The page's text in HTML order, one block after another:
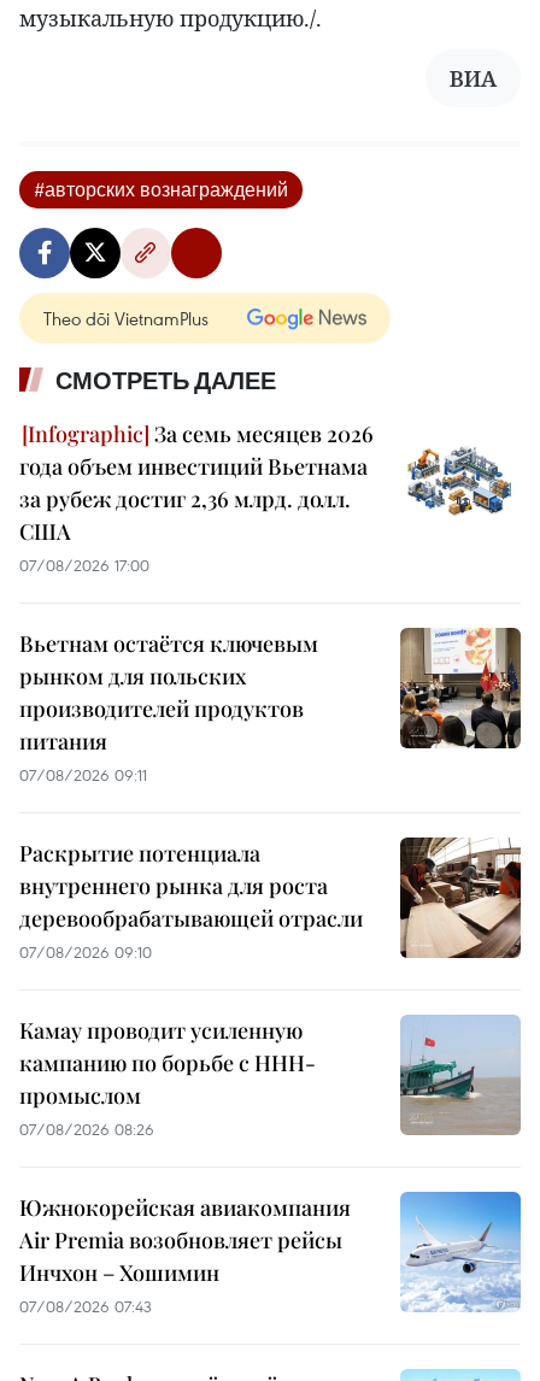
музыкальную продукцию./.
ВИА
#авторских вознаграждений
Theo dõi VietnamPlus
СМОТРЕТЬ ДАЛЕЕ
За семь месяцев 2026
года объем инвестиций Вьетнама
за рубеж достиг 2,36 млрд. долл.
США
07/08/2026 17:00
Вьетнам остаётся ключевым
рынком для польских
производителей продуктов
питания
07/08/2026 09:11
Раскрытие потенциала
внутреннего рынка для роста
деревообрабатывающей отрасли
07/08/2026 09:10
Камау проводит усиленную
кампанию по борьбе с ННН-
промыслом
07/08/2026 08:26
Южнокорейская авиакомпания
Air Premia возобновляет рейсы
Инчхон – Хошимин
07/08/2026 07:43